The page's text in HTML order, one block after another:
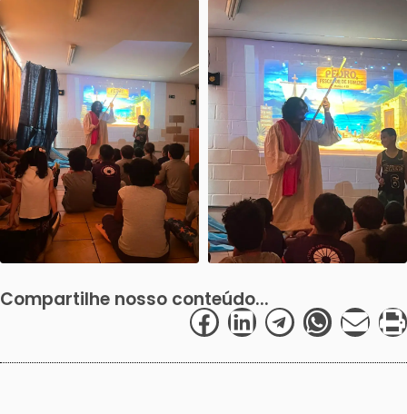
Compartilhe nosso conteúdo...